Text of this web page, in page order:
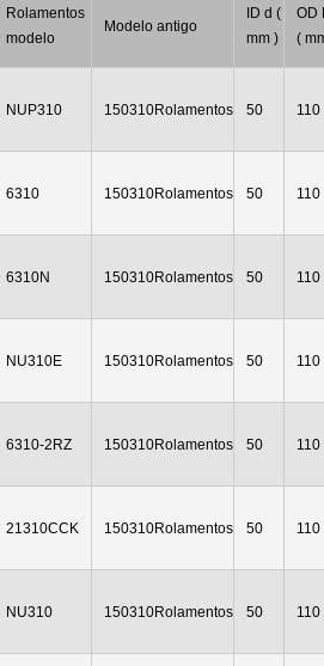
Rolamentos
modelo
Modelo antigo
ID d (
mm )
OD
(
NUP310 150310Rolamentos 50 110
6310 150310Rolamentos 50 110
6310N 150310Rolamentos 50 110
NU310E 150310Rolamentos 50 110
6310-2RZ 150310Rolamentos 50 110
21310CCK 150310Rolamentos 50 110
NU310 150310Rolamentos 50 110